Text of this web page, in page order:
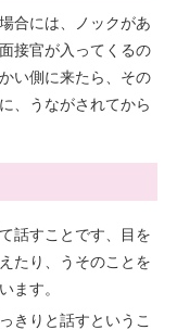
合には、ノックがあ
接官が入ってくるの
い側に来たら、その
、うながされてから
話すことです、目を
たり、うそのことを
ます。
きりと話すというこ